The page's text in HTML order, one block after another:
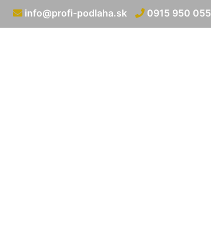
info@profi-podlaha.sk 0915 950 055